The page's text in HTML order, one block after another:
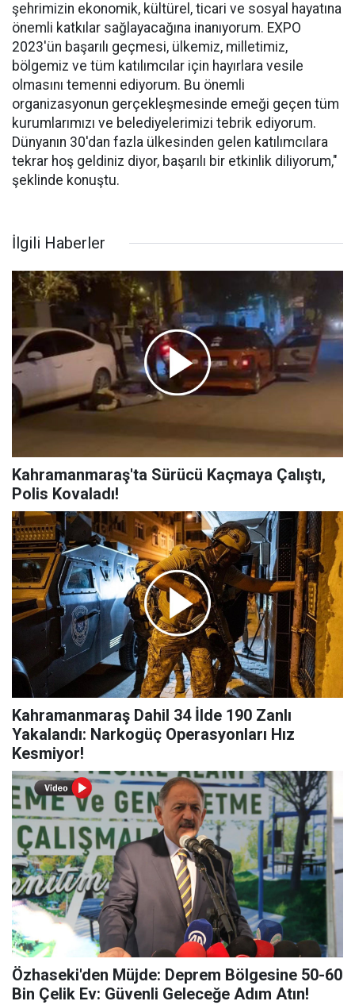
şehrimizin ekonomik, kültürel, ticari ve sosyal hayatına
önemli katkılar sağlayacağına inanıyorum. EXPO
2023'ün başarılı geçmesi, ülkemiz, milletimiz,
bölgemiz ve tüm katılımcılar için hayırlara vesile
olmasını temenni ediyorum. Bu önemli
organizasyonun gerçekleşmesinde emeği geçen tüm
kurumlarımızı ve belediyelerimizi tebrik ediyorum.
Dünyanın 30'dan fazla ülkesinden gelen katılımcılara
tekrar hoş geldiniz diyor, başarılı bir etkinlik diliyorum,"
şeklinde konuştu.
İlgili Haberler
Kahramanmaraş'ta Sürücü Kaçmaya Çalıştı,
Polis Kovaladı!
Kahramanmaraş Dahil 34 İlde 190 Zanlı
Yakalandı: Narkogüç Operasyonları Hız
Kesmiyor!
Özhaseki'den Müjde: Deprem Bölgesine 50-60
Bin Çelik Ev: Güvenli Geleceğe Adım Atın!